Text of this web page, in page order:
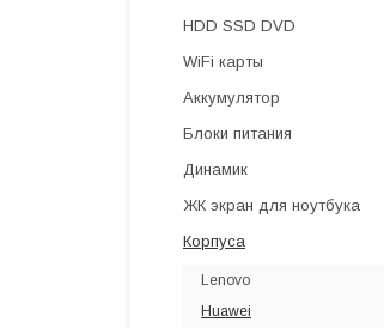
HDD SSD DVD
WiFi карты
Аккумулятор
Блоки питания
Динамик
ЖК экран для ноутбука
Корпуса
Lenovo
Huawei